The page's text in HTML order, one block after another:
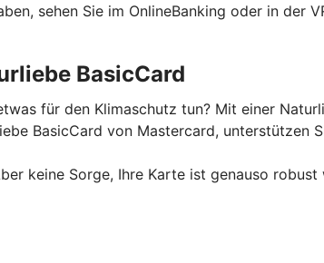
sehen Sie im OnlineBanking oder in der
BasicCard
für den Klimaschutz tun? Mit einer
BasicCard von Mastercard, unterstützen
keine Sorge, Ihre Karte ist genauso